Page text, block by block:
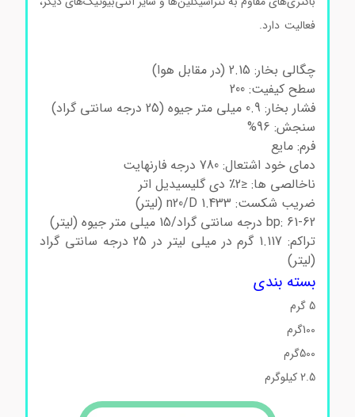
فعالیت دارد.گلیسیدول سیگماآلدریچ گلیسیدول سیگماآلدریچ
چگالی بخار: 2.15 (در مقابل هوا)
سطح کیفیت: 200
فشار بخار: 0.9 میلی متر جیوه (25 درجه سانتی گراد)
سنجش: 96%
فرم: مایع
دمای خود اشتعال: 780 درجه فارنهایت
ناخالصی ها: ≤2٪ دی گلیسیدیل اتر
ضریب شکست: n20/D 1.433 (لیتر)
bp: 61-62 درجه سانتی گراد/15 میلی متر جیوه (لیتر)
تراکم: 1.117 گرم در میلی لیتر در 25 درجه سانتی گراد
(لیتر)
بسته بندی